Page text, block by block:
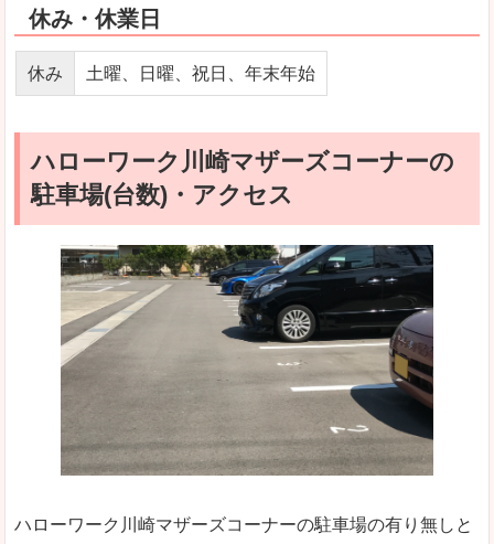
休み・休業日
休み 土曜、日曜、祝日、年末年始
ハローワーク川崎マザーズコーナーの
駐車場(台数)・アクセス
ハローワーク川崎マザーズコーナーの駐車場の有り無しと